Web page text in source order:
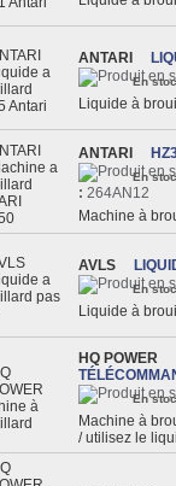
ANTARI
En
Liquide à
ANTARI
En
: 264AN12
Machine à
AVLS
En
Liquide à
HQ POWER
En
Machine à
/ utilisez le